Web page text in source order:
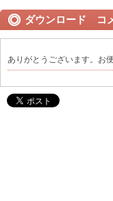
ダウンロード コ
ありがとうございます。お